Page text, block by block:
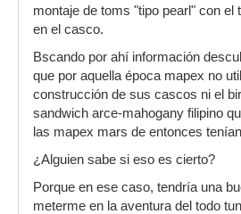
montaje de toms "tipo pearl" con el
en el casco.
Bscando por ahí información
que por aquella época mapex no
construcción de sus cascos ni el
sandwich arce-mahogany filipino
las mapex mars de entonces
¿Alguien sabe si eso es cierto?
Porque en ese caso, tendría una
meterme en la aventura del todo